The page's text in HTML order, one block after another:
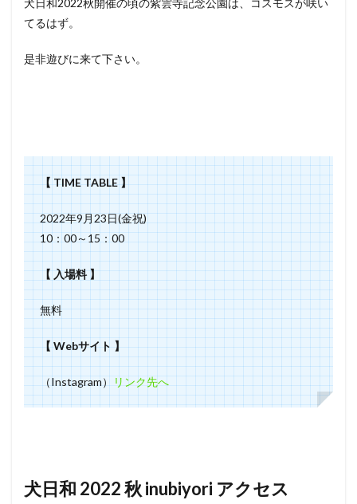
犬日和2022秋開催の頃の紫雲寺記念公園は、コスモスが咲い
てるはず。
是非遊びに来て下さい。
【 TIME TABLE 】
2022年9月23日(金祝)
10：00～15：00
【 入場料 】
無料
【 Webサイト 】
（Instagram） リンク先へ
犬日和 2022 秋 inubiyori アクセス